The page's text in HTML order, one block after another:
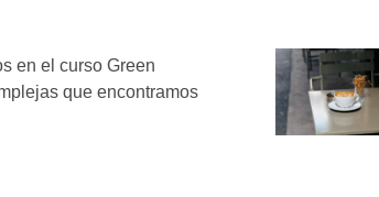
en el curso Green
que encontramos